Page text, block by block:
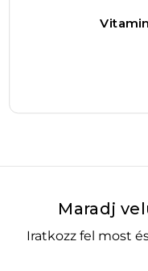
Maradj
Iratkozz fel most